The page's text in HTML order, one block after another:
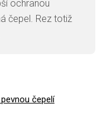
ochranou
čepel. Rez totiž
čepelí